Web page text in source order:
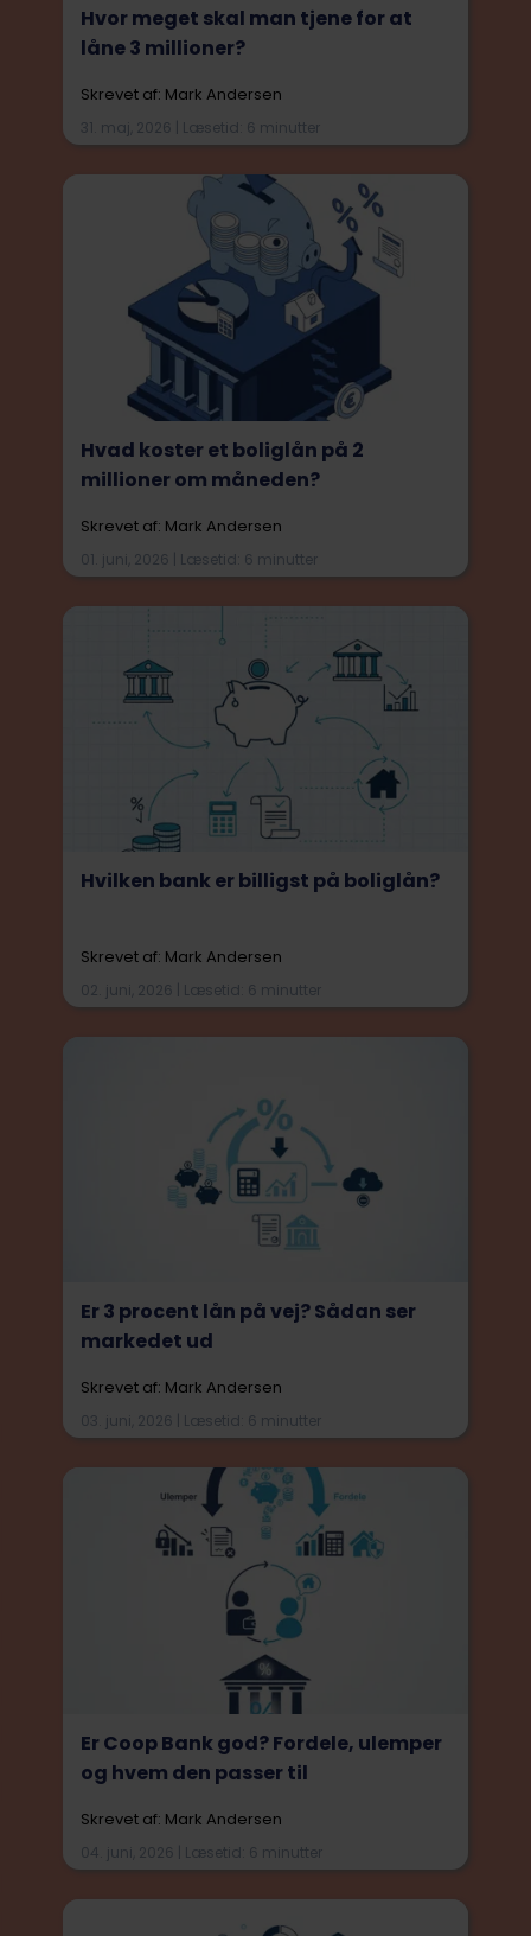
Hvor meget skal man tjene for at
låne 3 millioner?
Skrevet af: Mark Andersen
31. maj, 2026 | Læsetid: 6 minutter
Hvad koster et boliglån på 2
millioner om måneden?
Skrevet af: Mark Andersen
01. juni, 2026 | Læsetid: 6 minutter
Hvilken bank er billigst på boliglån?
Skrevet af: Mark Andersen
02. juni, 2026 | Læsetid: 6 minutter
Er 3 procent lån på vej? Sådan ser
markedet ud
Skrevet af: Mark Andersen
03. juni, 2026 | Læsetid: 6 minutter
Er Coop Bank god? Fordele, ulemper
og hvem den passer til
Skrevet af: Mark Andersen
04. juni, 2026 | Læsetid: 6 minutter